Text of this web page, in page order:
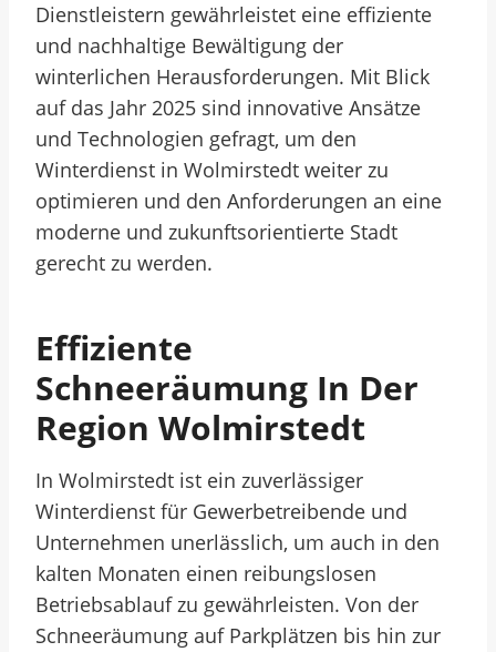
Dienstleistern gewährleistet eine effiziente
und nachhaltige Bewältigung der
winterlichen Herausforderungen. Mit Blick
auf das Jahr 2025 sind innovative Ansätze
und Technologien gefragt, um den
Winterdienst in Wolmirstedt weiter zu
optimieren und den Anforderungen an eine
moderne und zukunftsorientierte Stadt
gerecht zu werden.
Effiziente
Schneeräumung In Der
Region Wolmirstedt
In Wolmirstedt ist ein zuverlässiger
Winterdienst für Gewerbetreibende und
Unternehmen unerlässlich, um auch in den
kalten Monaten einen reibungslosen
Betriebsablauf zu gewährleisten. Von der
Schneeräumung auf Parkplätzen bis hin zur